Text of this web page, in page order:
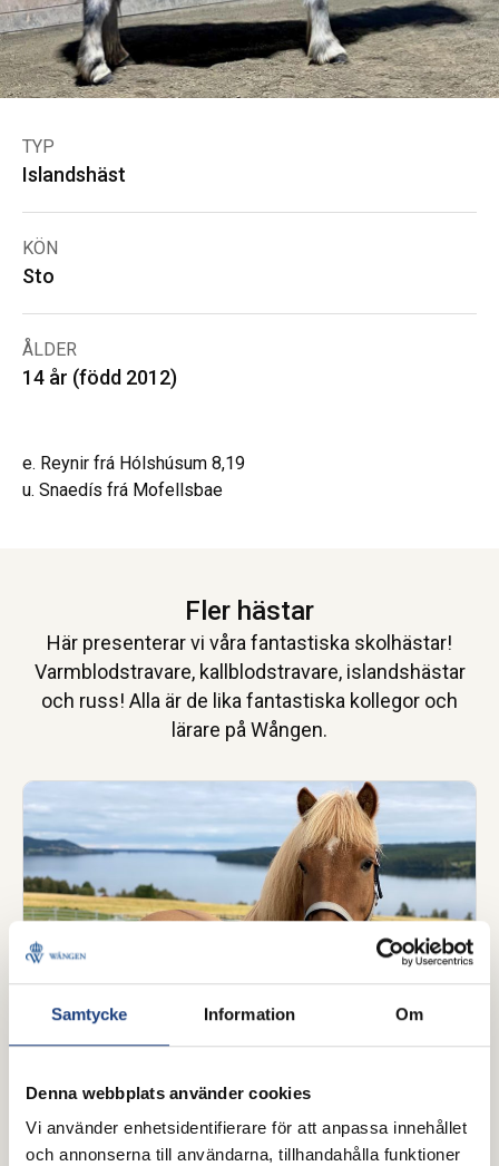
Samtycke Information Om
Denna webbplats använder cookies
Vi använder enhetsidentifierare för att anpassa innehållet
och annonserna till användarna, tillhandahålla funktioner
TYP
Islandshäst
KÖN
Sto
ÅLDER
14 år (född 2012)
e. Reynir frá Hólshúsum 8,19
u. Snaedís frá Mofellsbae
Fler hästar
Här presenterar vi våra fantastiska skolhästar!
Varmblodstravare, kallblodstravare, islandshästar
och russ! Alla är de lika fantastiska kollegor och
lärare på Wången.
Logi fra Bae